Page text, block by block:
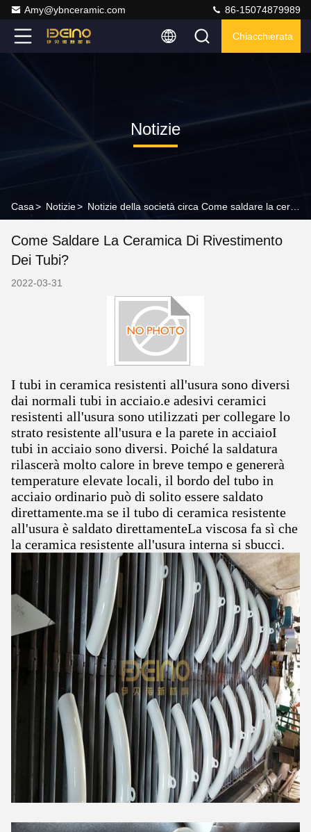
Amy@ybnceramic.com 86-15074879989
Chiacchierata
Notizie
Casa> Notizie>
Come Saldare La Ceramica Di Rivestimento
Dei Tubi?
2022-03-31
I tubi in ceramica resistenti all'usura sono diversi
dai normali tubi in acciaio.e adesivi ceramici
resistenti all'usura sono utilizzati per collegare lo
strato resistente all'usura e la parete in acciaioI
tubi in acciaio sono diversi. Poiché la saldatura
rilascerà molto calore in breve tempo e genererà
temperature elevate locali, il bordo del tubo in
acciaio ordinario può di solito essere saldato
direttamente.ma se il tubo di ceramica resistente
all'usura è saldato direttamenteLa viscosa fa sì che
la ceramica resistente all'usura interna si sbucci.